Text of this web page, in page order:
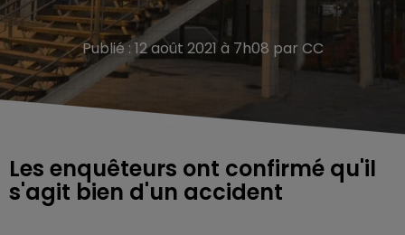
Publié : 12 août 2021 à 7h08 par CC
Les enquêteurs ont confirmé qu'il
s'agit bien d'un accident